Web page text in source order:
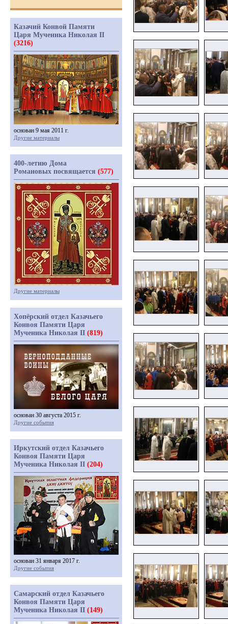
Казачий Конвой Памяти
Царя Мученика Николая II
(3216)
основан 9 мая 2011 г.
Другие материалы
400-летию Дома
Романовых посвящается (577)
Другие материалы
Хопёрский отдел Казачьего
Конвоя Памяти Царя
Мученика Николая II (819)
основан 30 августа 2015 г.
Другие события
Иркутский отдел Казачьего
Конвоя Памяти Царя
Мученика Николая II (204)
основан 31 января 2017 г.
Другие события
Самарский отдел Казачьего
Конвоя Памяти Царя
Мученика Николая II (149)